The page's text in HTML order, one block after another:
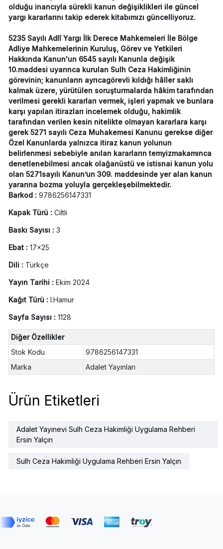
olduğu inancıyla sürekli kanun değişiklikleri ile güncel
yargı kararlarını takip ederek kitabımızı güncelliyoruz.
5235 Sayılı Adlî Yargı İlk Derece Mahkemeleri İle Bölge
Adliye Mahkemelerinin Kuruluş, Görev ve Yetkileri
Hakkında Kanun'un 6545 sayılı Kanunla değişik
10.maddesi uyarınca kurulan Sulh Ceza Hakimliğinin
görevinin; kanunların ayrıcagörevli kıldığı hâller saklı
kalmak üzere, yürütülen soruşturmalarda hâkim tarafından
verilmesi gerekli kararları vermek, işleri yapmak ve bunlara
karşı yapılan itirazları incelemek olduğu, hakimlik
tarafından verilen kesin nitelikte olmayan kararlara karşı
gerek 5271 sayılı Ceza Muhakemesi Kanunu gerekse diğer
Özel Kanunlarda yalnızca itiraz kanun yolunun
belirlenmesi sebebiyle anılan kararların temyizmakamınca
denetlenebilmesi ancak olağanüstü ve istisnai kanun yolu
olan 5271sayılı Kanun’un 309. maddesinde yer alan kanun
yararına bozma yoluyla gerçekleşebilmektedir.
Barkod : 9786256147331
Kapak Türü : Ciltli
Baskı Sayısı : 3
Ebat : 17x25
Dili : Türkçe
Yayın Tarihi : Ekim 2024
Kağıt Türü : I.Hamur
Sayfa Sayısı : 1128
Diğer Özellikler
Stok Kodu
9786256147331
Marka
Adalet Yayınları
Ürün Etiketleri
Adalet Yayınevi Sulh Ceza Hakimliği Uygulama Rehberi
Ersin Yalçın
Sulh Ceza Hakimliği Uygulama Rehberi Ersin Yalçın